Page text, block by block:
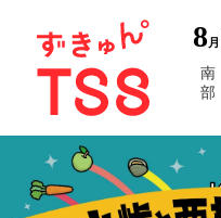
8 月